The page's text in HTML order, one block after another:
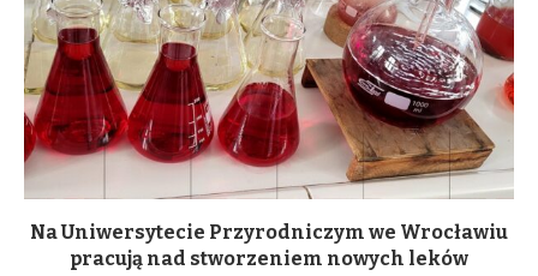
Na Uniwersytecie Przyrodniczym we Wrocławiu
pracują nad stworzeniem nowych leków